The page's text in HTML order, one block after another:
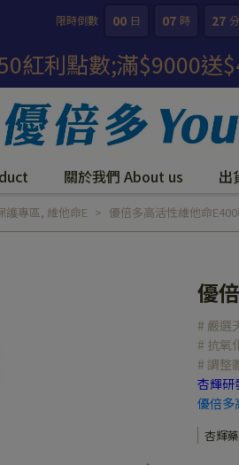
限時倒數 00 日 07 時 27 分
紅利點數;滿$9000送
關於我們 About us 出
護專區, 維他命E 優倍多高活性維他命
優
# 嚴選
# 抗氧
# 調整
杏輝研
優倍多
杏輝